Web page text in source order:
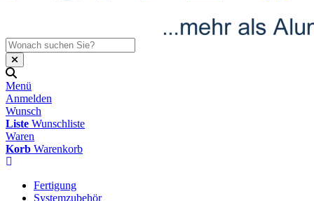
Menü
Anmelden
Wunsch
Liste Wunschliste
Waren
Korb Warenkorb
Fertigung
Systemzubehör